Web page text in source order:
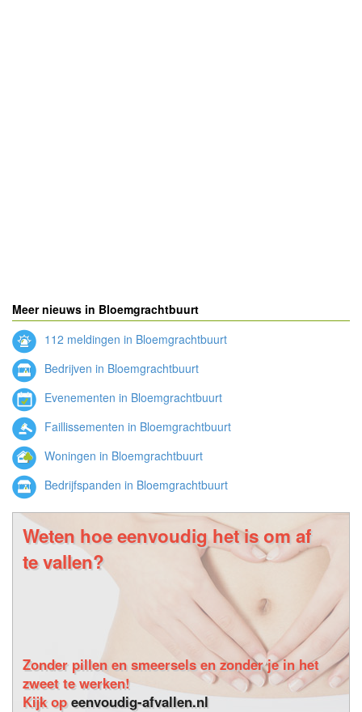
Meer nieuws in Bloemgrachtbuurt
112 meldingen in Bloemgrachtbuurt
Bedrijven in Bloemgrachtbuurt
Evenementen in Bloemgrachtbuurt
Faillissementen in Bloemgrachtbuurt
Woningen in Bloemgrachtbuurt
Bedrijfspanden in Bloemgrachtbuurt
Weten hoe eenvoudig het is om af
te vallen?
Zonder pillen en smeersels en zonder je in het
zweet te werken!
Kijk opeenvoudig-afvallen.nl